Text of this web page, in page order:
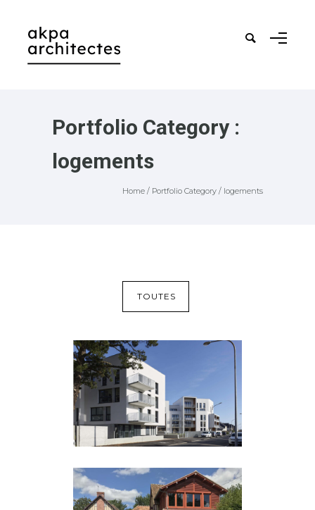
Portfolio Category :
logements
Home / Portfolio Category / logements
TOUTES
260 ORI da 50
logements en
accession à Nantes
logements
246 FON Surélévation
d’une maison